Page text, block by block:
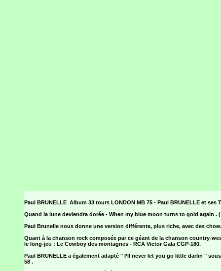
Paul BRUNELLE Album 33 tours LONDON MB 75 - Paul BRUNELLE et ses
Quand la lune deviendra dorée - When my blue moon turns to gold again .
Paul Brunelle nous donne une version différente, plus riche, avec des
Quant à la chanson rock composée par ce géant de la chanson country-
le long-jeu : Le Cowboy des montagnes - RCA Victor Gala CGP-180.
Paul BRUNELLE a également adapté " I’ll never let you go little darlin "
58 .